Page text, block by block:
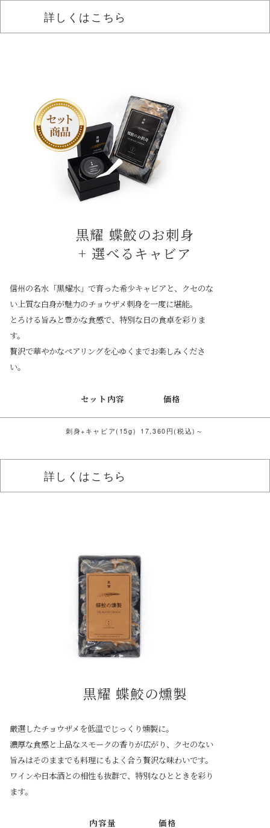
詳しくはこちら
黒耀 蝶鮫のお刺身
+ 選べるキャビア
信州の名水「黒耀水」で育った希少キャビアと、クセのな
い上質な白身が魅力のチョウザメ刺身を一度に堪能。
とろける旨みと豊かな食感で、特別な日の食卓を彩りま
す。
贅沢で華やかなペアリングを心ゆくまでお楽しみくださ
い。
セット内容
刺身+キャビア(15g)
価格
17,360円(税込)～
詳しくはこちら
黒耀 蝶鮫の燻製
厳選したチョウザメを低温でじっくり燻製に。
濃厚な食感と上品なスモークの香りが広がり、クセのない
旨みはそのままでも料理にもよく合う贅沢な味わいです。
ワインや日本酒との相性も抜群で、特別なひとときを彩り
ます。
内容量 価格